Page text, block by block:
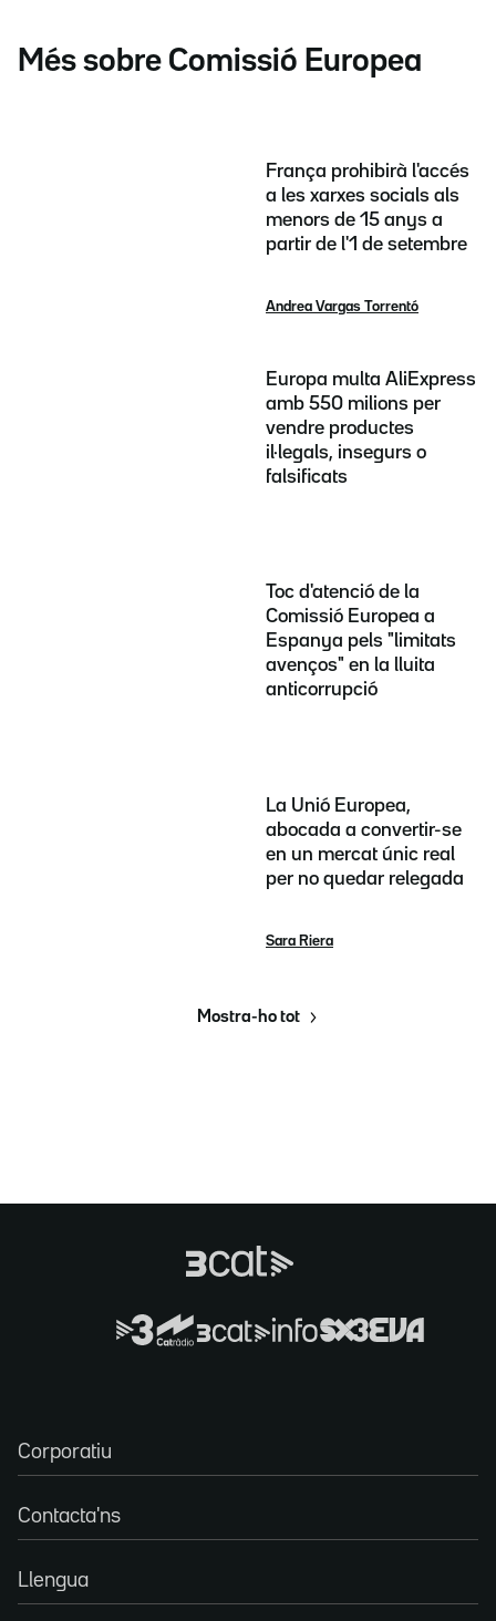
Més sobre Comissió Europea
França prohibirà l'accés
a les xarxes socials als
menors de 15 anys a
partir de l'1 de setembre
Andrea Vargas Torrentó
Europa multa AliExpress
amb 550 milions per
vendre productes
il·legals, insegurs o
falsificats
Toc d'atenció de la
Comissió Europea a
Espanya pels "limitats
avenços" en la lluita
anticorrupció
La Unió Europea,
abocada a convertir-se
en un mercat únic real
per no quedar relegada
Sara Riera
Mostra-ho tot
Corporatiu
Contacta'ns
Llengua